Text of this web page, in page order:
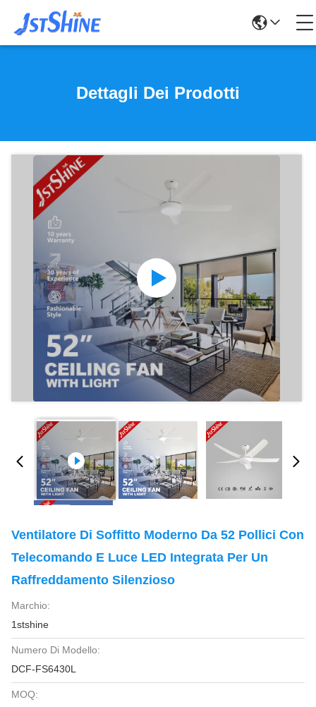
Dettagli Dei Prodotti
Ventilatore Di Soffitto Moderno Da 52 Pollici Con
Telecomando E Luce LED Integrata Per Un
Raffreddamento Silenzioso
Marchio:
1stshine
Numero Di Modello:
DCF-FS6430L
MOQ: